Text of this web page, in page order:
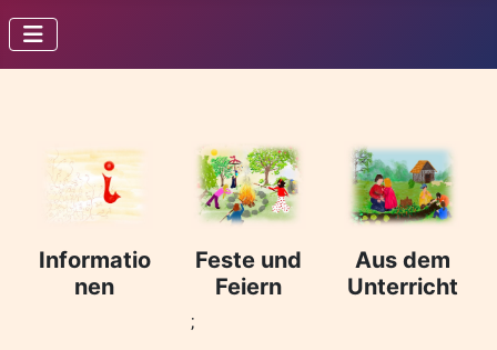
Informatio
nen
Feste und
Feiern
;
Aus dem
Unterricht